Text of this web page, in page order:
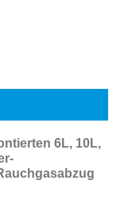
6L, 10L,